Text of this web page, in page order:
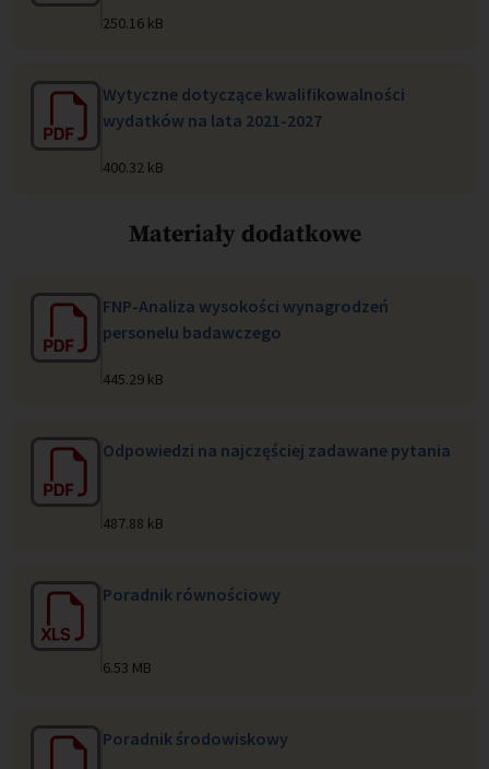
250.16 kB
Wytyczne dotyczące kwalifikowalności
wydatków na lata 2021-2027
400.32 kB
Materiały dodatkowe
FNP-Analiza wysokości wynagrodzeń
personelu badawczego
445.29 kB
Odpowiedzi na najczęściej zadawane pytania
487.88 kB
Poradnik równościowy
6.53 MB
Poradnik środowiskowy